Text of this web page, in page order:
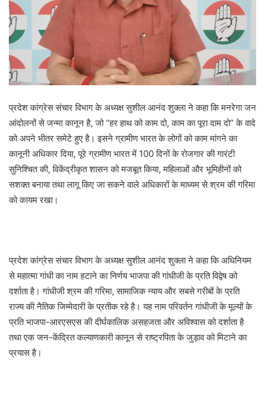
प्रदेश कांग्रेस संचार विभाग के अध्यक्ष सुशील आनंद शुक्ला ने कहा कि मनरेगा जन
आंदोलनों से जन्मा कानून है, जो ‘‘हर हाथ को काम दो, काम का पूरा दाम दो’’ के वादे
को अपने भीतर समेटे हुए है। इसने ग्रामीण भारत के लोगों को काम मांगने का
कानूनी अधिकार दिया, पूरे ग्रामीण भारत में 100 दिनों के रोजगार की गारंटी
सुनिश्चित की, विकेंद्रीकृत शासन को मजबूत किया, महिलाओं और भूमिहीनों को
सशक्त बनाया तथा लागू किए जा सकने वाले अधिकारों के माध्यम से श्रम की गरिमा
को कायम रखा।
प्रदेश कांग्रेस संचार विभाग के अध्यक्ष सुशील आनंद शुक्ला ने कहा कि अधिनियम
से महात्मा गांधी का नाम हटाने का निर्णय भाजपा की गांधीजी के प्रति विद्वेष को
दर्शाता है। गांधीजी श्रम की गरिमा, सामाजिक न्याय और सबसे गरीबों के प्रति
राज्य की नैतिक जिम्मेदारी के प्रतीक रहे है। यह नाम परिवर्तन गांधीजी के मूल्यों के
प्रति भाजपा-आरएसएस की दीर्घकालिक असहजता और अविश्वास को दर्शाता है
तथा एक जन-केंद्रित कल्याणकारी कानून से राष्ट्रपिता के जुड़ाव को मिटाने का
प्रयास है।